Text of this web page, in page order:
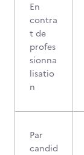
En
contra
t de
profes
sionna
lisatio
n
Par
candid